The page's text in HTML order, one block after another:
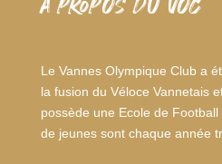
A PROPOS DU VOC
Le Vannes Olympique Club a
la fusion du Véloce Vannetais
possède une Ecole de
de jeunes sont chaque année